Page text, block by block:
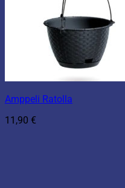
Amppeli Ratolla
11,90 €